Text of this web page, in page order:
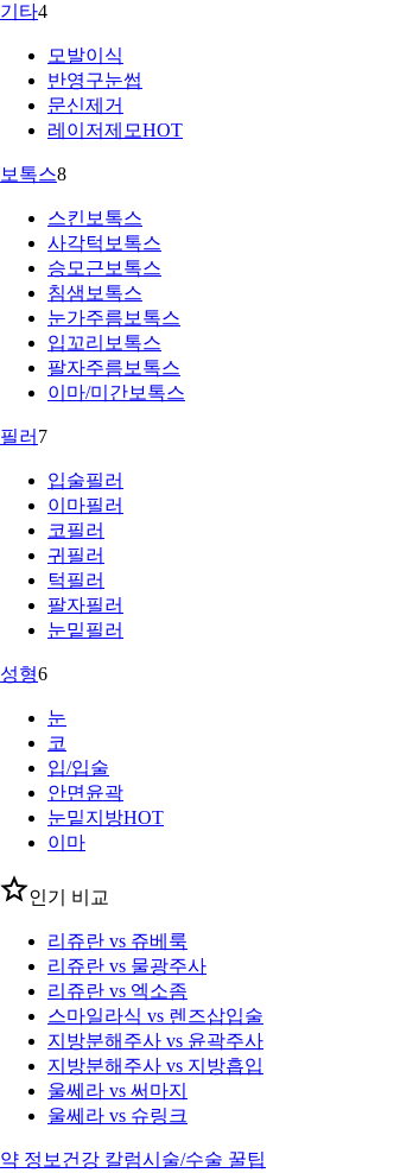
기타4
모발이식
반영구눈썹
문신제거
레이저제모HOT
보톡스8
스킨보톡스
사각턱보톡스
승모근보톡스
침샘보톡스
눈가주름보톡스
입꼬리보톡스
팔자주름보톡스
이마/미간보톡스
필러 7
입술필러
이마필러
코필러
귀필러
턱필러
팔자필러
눈밑필러
성형6
눈
코
입/입술
안면윤곽
눈밑지방HOT
이마
인기 비교
리쥬란 vs 쥬베룩
리쥬란 vs 물광주사
리쥬란 vs 엑소좀
스마일라식 vs 렌즈삽입술
지방분해주사 vs 윤곽주사
지방분해주사 vs 지방흡입
울쎄라 vs 써마지
울쎄라 vs 슈링크
약 정보 건강 칼럼시술/수술 꿀팁